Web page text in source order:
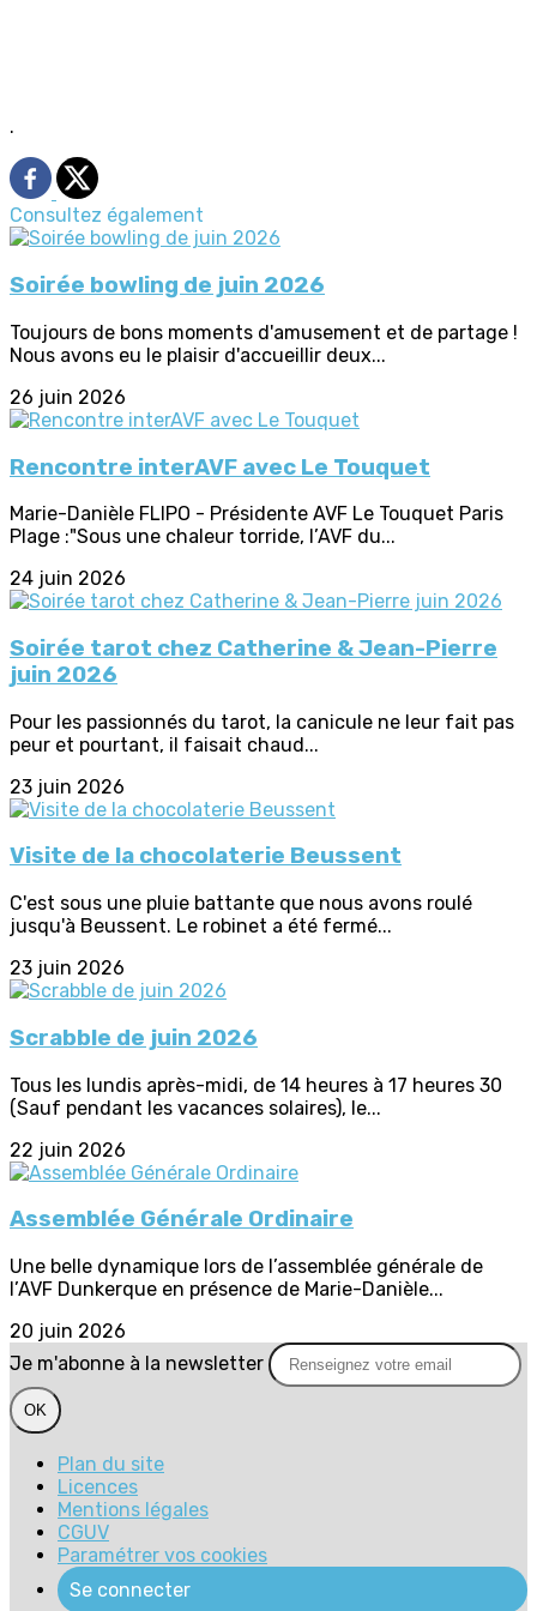
.
Consultez également
Soirée bowling de juin 2026
Toujours de bons moments d'amusement et de partage !
Nous avons eu le plaisir d'accueillir deux...
26 juin 2026
Rencontre interAVF avec Le Touquet
Marie-Danièle FLIPO - Présidente AVF Le Touquet Paris
Plage :"Sous une chaleur torride, l’AVF du...
24 juin 2026
Soirée tarot chez Catherine & Jean-Pierre
juin 2026
Pour les passionnés du tarot, la canicule ne leur fait pas
peur et pourtant, il faisait chaud...
23 juin 2026
Visite de la chocolaterie Beussent
C'est sous une pluie battante que nous avons roulé
jusqu'à Beussent. Le robinet a été fermé...
23 juin 2026
Scrabble de juin 2026
Tous les lundis après-midi, de 14 heures à 17 heures 30
(Sauf pendant les vacances solaires), le...
22 juin 2026
Assemblée Générale Ordinaire
Une belle dynamique lors de l’assemblée générale de
l’AVF Dunkerque en présence de Marie-Danièle...
20 juin 2026
Je m'abonne à la newsletter
OK
Plan du site
Licences
Mentions légales
CGUV
Paramétrer vos cookies
Se connecter